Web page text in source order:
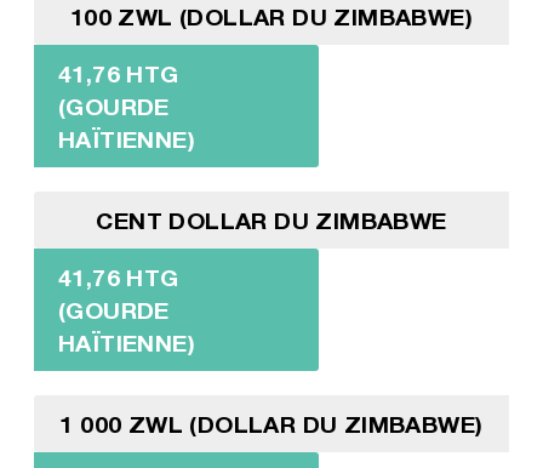
100 ZWL (DOLLAR DU ZIMBABWE)
41,76 HTG
(GOURDE
HAÏTIENNE)
CENT DOLLAR DU ZIMBABWE
41,76 HTG
(GOURDE
HAÏTIENNE)
1 000 ZWL (DOLLAR DU ZIMBABWE)